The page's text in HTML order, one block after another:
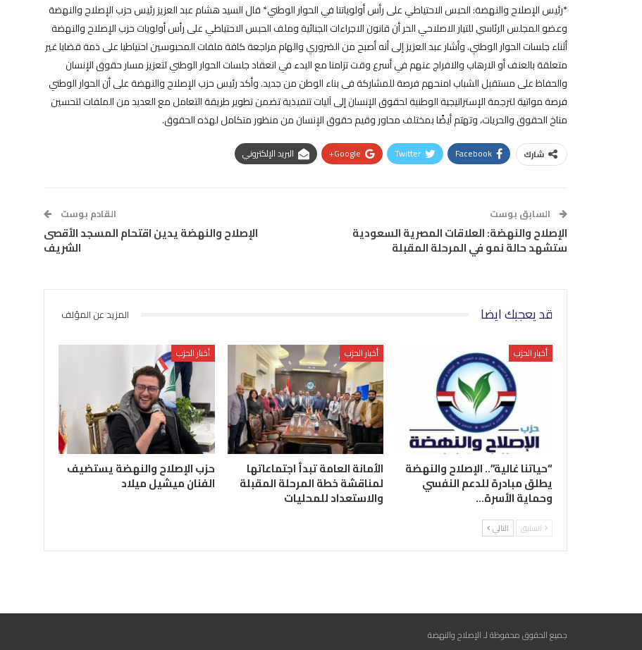
*رئيس الإصلاح والنهضة: الحبس الاحتياطي على رأس أولوياتنا في الحوار الوطني* قال السيد هشام عبد العزيز رئيس حزب الإصلاح والنهضة
وعضو المجلس الرئاسي للتيار الاصلاحي الحر أن قانون الاجراءات الجنائية وملف الحبس الاحتياطي على رأس أولويات حزب الإصلاح والنهضة
أثناء جلسات الحوار الوطني. وأشار عبد العزيز إلى أنه أصبح من الضروري والهام مراجعة كافة ملفات المحبوسين احتياطيا على ذمة قضايا غير
متعلقة بالعنف أو الارهاب والافراج عنهم في أسرع وقت تزامنا مع البدء في انعقاد جلسات الحوار الوطني لتعزيز مسار حقوق الإنسان
والحفاظ على مستقبل الشباب امنحهم فرصة للمشاركة فى بناء الوطن من جديد. وأكد رئيس حزب الإصلاح والنهضة على أن الحوار الوطني
فرصة مواتية لترجمة الإستراتيجية الوطنية لحقوق الإنسان إلى آليات تنفيذية تضمن تطوير طريقة التعامل مع العديد من الملفات لتحسين
مناخ الحقوق والحريات، وتهتم أيضًا بمختلف محاور وقيم حقوق الإنسان من منظور متكامل لهذه الحقوق.
شارك Facebook
Twitter
Google+ البريد الإلكتروني
السابق بوست
الإصلاح والنهضة: العلاقات المصرية السعودية
ستشهد حالة نمو في المرحلة المقبلة
القادم بوست
الإصلاح والنهضة يدين اقتحام المسجد الأقصى
الشريف
قد يعجبك ايضا المزيد عن المؤلف
أخبار الحزب
“حياتنا غالية”.. الإصلاح والنهضة
يطلق مبادرة للدعم النفسي
وحماية الأسرة…
أخبار الحزب
الأمانة العامة تبدأ اجتماعاتها
لمناقشة خطة المرحلة المقبلة
والاستعداد للمحليات
أخبار الحزب
حزب الإصلاح والنهضة يستضيف
الفنان ميشيل ميلاد
السابق التالي
جميع الحقوق محفوظة لـ الإصلاح والنهضة